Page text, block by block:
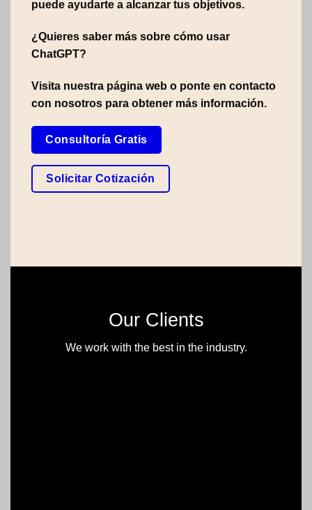
puede ayudarte a alcanzar tus objetivos.
¿Quieres saber más sobre cómo usar
ChatGPT?
Visita nuestra página web o ponte en contacto
con nosotros para obtener más información.
Consultoría Gratis
Solicitar Cotización
Our Clients
We work with the best in the industry.